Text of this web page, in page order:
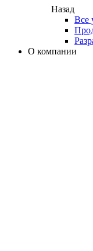
Назад
Все
О компании